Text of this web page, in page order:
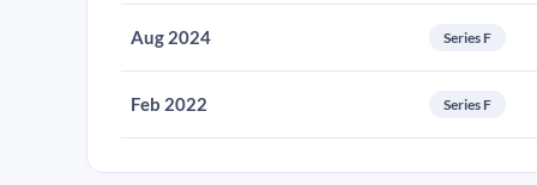
Aug 2024 Series F
Feb 2022 Series F